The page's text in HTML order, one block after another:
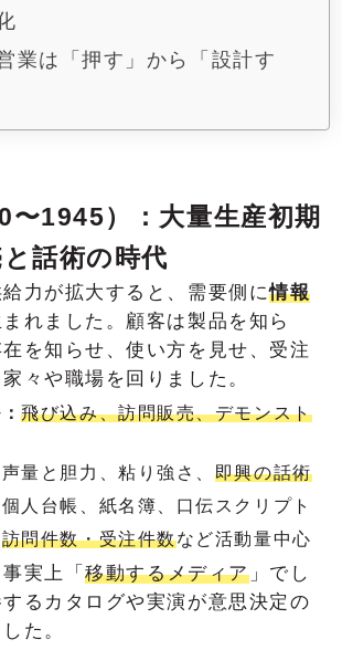
業は「押す」から「設計す
〜1945）：大量生産初期
話術の時代
力が拡大すると、需要側に情報
れました。顧客は製品を知ら
を知らせ、使い方を見せ、受注
々や職場を回りました。
飛び込み、訪問販売、デモンスト
声量と胆力、粘り強さ、 即興の話術
個人台帳、紙名簿、口伝スクリプト
訪問件数・受注件数など活動量中心
実上「移動するメディア」でし
るカタログや実演が意思決定の
た。